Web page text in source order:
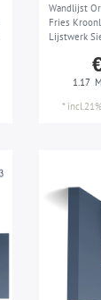
Wandlijst
Fries
Lijstwerk
1.17
*